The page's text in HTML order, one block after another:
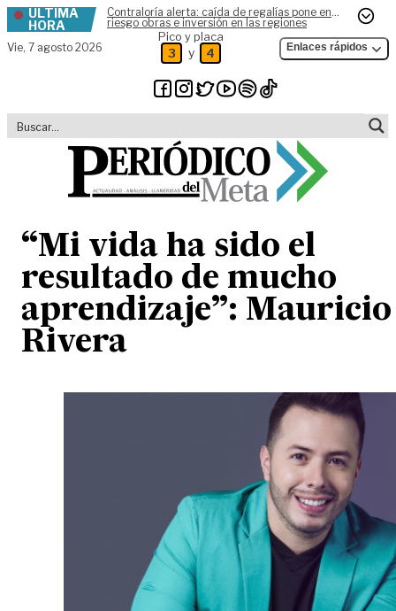
Skip to content
ÚLTIMA
HORA
Contraloría alerta: caída de regalías pone en
riesgo obras e inversión en las regiones
Vie, 7 agosto 2026
Pico y placa
3 y 4 Enlaces rápidos
“Mi vida ha sido el
resultado de mucho
aprendizaje”: Mauricio
Rivera